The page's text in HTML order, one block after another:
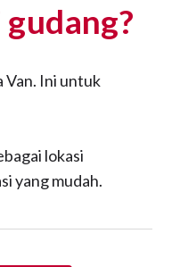
Van. Ini untuk
lokasi
yang mudah.